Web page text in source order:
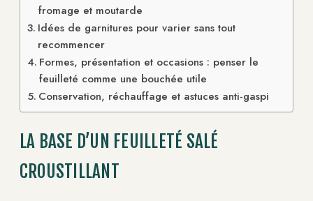
fromage et moutarde
Idées de garnitures pour varier sans tout
recommencer
Formes, présentation et occasions : penser le
feuilleté comme une bouchée utile
Conservation, réchauffage et astuces anti-gaspi
LA BASE D’UN FEUILLETÉ SALÉ
CROUSTILLANT